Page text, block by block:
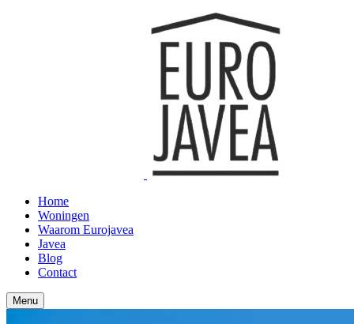
Home
Woningen
Waarom Eurojavea
Javea
Blog
Contact
Menu